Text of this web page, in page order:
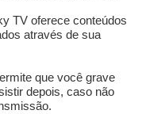
TV oferece conteúdos
através de sua
que você grave
depois, caso não